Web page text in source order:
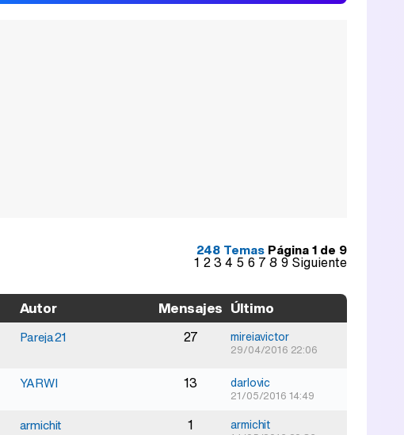
248 Temas Página1 de 9
1 234 5 6 7 8 9 Siguiente
Autor Mensajes Último
Pareja21 27 mireiavictor
29/04/2016 22:06
YARWI 13 darlovic
21/05/2016 14:49
armichit 1 armichit